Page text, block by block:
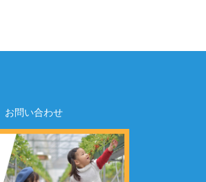
お問い合わせ